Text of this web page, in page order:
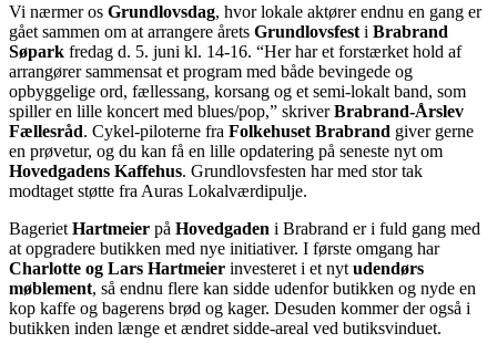
Vi nærmer os Grundlovsdag, hvor lokale aktører endnu en gang er
gået sammen om at arrangere årets Grundlovsfest i Brabrand
Søpark fredag d. 5. juni kl. 14-16. “Her har et forstærket hold af
arrangører sammensat et program med både bevingede og
opbyggelige ord, fællessang, korsang og et semi-lokalt band, som
spiller en lille koncert med blues/pop,” skriverBrabrand-Årslev
Fællesråd. Cykel-piloterne fra Folkehuset Brabrand giver gerne
en prøvetur, og du kan få en lille opdatering på seneste nyt om
Hovedgadens Kaffehus. Grundlovsfesten har med stor tak
modtaget støtte fra Auras Lokalværdipulje.
Bageriet Hartmeier på Hovedgaden i Brabrand er i fuld gang med
at opgradere butikken med nye initiativer. I første omgang har
Charlotte og Lars Hartmeier investeret i et nyt udendørs
møblement, så endnu flere kan sidde udenfor butikken og nyde en
kop kaffe og bagerens brød og kager. Desuden kommer der også i
butikken inden længe et ændret sidde-areal ved butiksvinduet.